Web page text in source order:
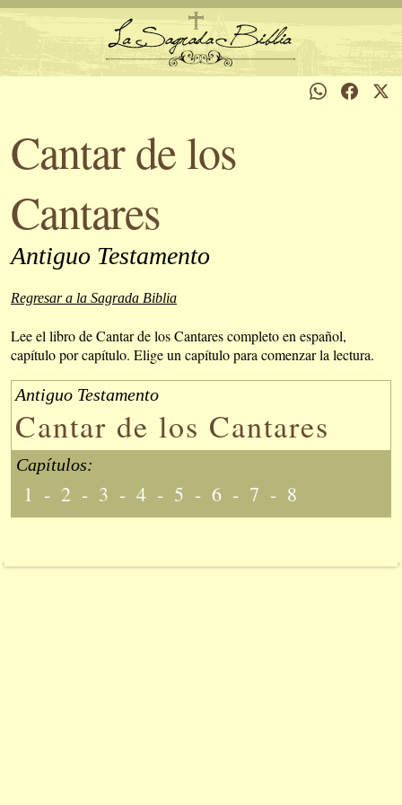
Cantar de los
Cantares
Antiguo Testamento
Regresar a la Sagrada Biblia
Lee el libro de Cantar de los Cantares completo en español,
capítulo por capítulo. Elige un capítulo para comenzar la lectura.
Antiguo Testamento
Cantar de los Cantares
Capítulos:
1 - 2 - 3 - 4 - 5 - 6 - 7 - 8